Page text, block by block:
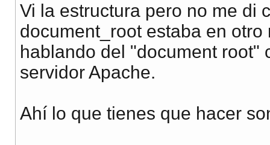
Vi la estructura pero no me di
document_root estaba en
hablando del "document
servidor Apache.
Ahí lo que tienes que hacer